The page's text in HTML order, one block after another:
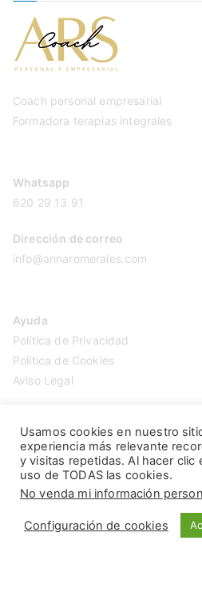
Coach personal empresarial
Formadora terapias integrales
Whatsapp
620 29 13 91
Dirección de correo
info@annaromerales.com
Ayuda
Política de Privacidad
Política de Cookies
Aviso Legal
Usamos cookies en nuestro
experiencia más relevante
y visitas repetidas. Al hacer clic
uso de TODAS las cookies.
No venda mi información
Configuración de cookies